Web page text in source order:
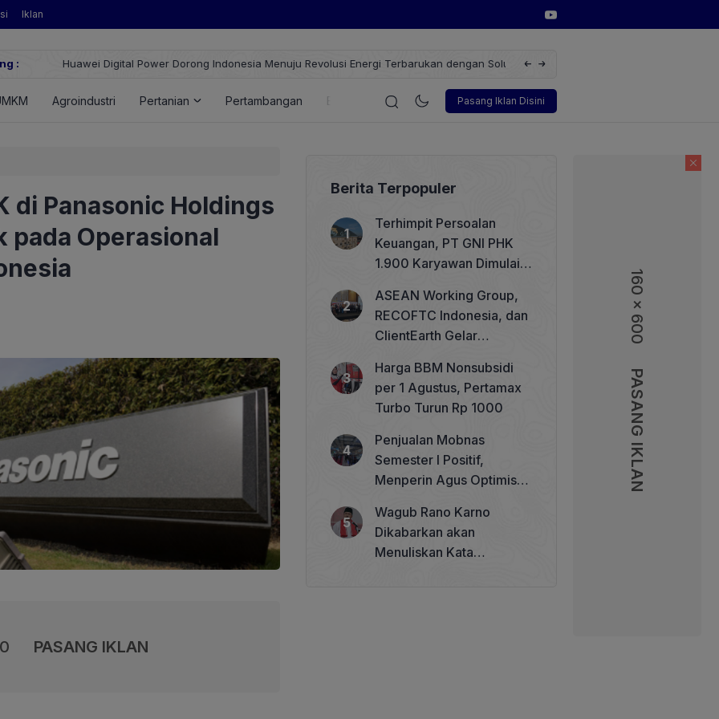
160 x 600
PASANG IKLAN
Iklan
:
Huawei Digital Power Dorong Indonesia Menuju Revolusi Energi Terbarukan dengan Solusi
Wakil Direktur Utama PT Pelindo,
Pasang Iklan Disini
Agroindustri Pertanian Pertambangan Energi Korporasi Teknologi Otomotif
di Panasonic Holdings
pada Operasional
PASANG IKLAN
Berita Terpopuler
Terhimpit Persoalan
Keuangan, PT GNI PHK
1.900 Karyawan Dimulai 5
ASEAN Working Group,
RECOFTC Indonesia, dan
ClientEarth Gelar
Memperkuat Tata Kelola
Perhutanan Sosial
Harga BBM Nonsubsidi
per 1 Agustus, Pertamax
Turbo Turun Rp 1000
Penjualan Mobnas
Semester I Positif,
Menperin Agus Optimistis
Wagub Rano Karno
Dikabarkan akan
Menuliskan Kata